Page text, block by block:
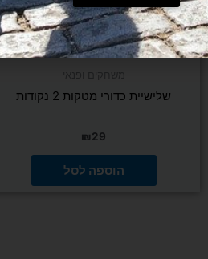
שלישיית כדורי מטקות 2 נקודות
₪29
הוספה לסל